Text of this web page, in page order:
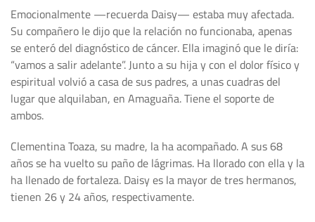
Emocionalmente —recuerda Daisy— estaba muy afectada.
Su compañero le dijo que la relación no funcionaba, apenas
se enteró del diagnóstico de cáncer. Ella imaginó que le diría:
“vamos a salir adelante”. Junto a su hija y con el dolor físico y
espiritual volvió a casa de sus padres, a unas cuadras del
lugar que alquilaban, en Amaguaña. Tiene el soporte de
ambos.
Clementina Toaza, su madre, la ha acompañado. A sus 68
años se ha vuelto su paño de lágrimas. Ha llorado con ella y la
ha llenado de fortaleza. Daisy es la mayor de tres hermanos,
tienen 26 y 24 años, respectivamente.